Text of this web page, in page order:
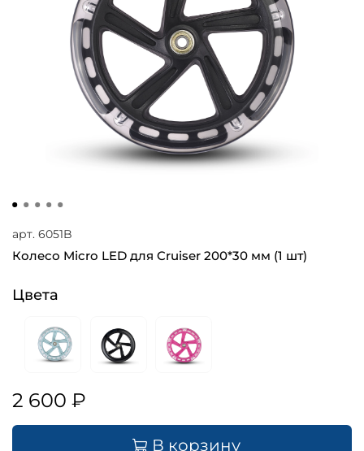
арт. 6051B
Колесо Micro LED для Cruiser 200*30 мм (1 шт)
Цвета
2 600 ₽
В корзину